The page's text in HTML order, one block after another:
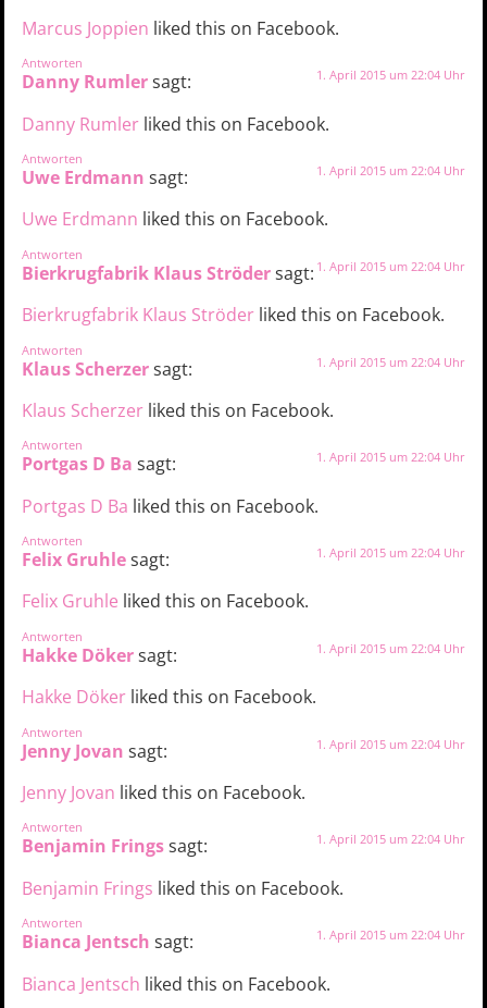
Marcus Joppien liked this on Facebook.
Antworten
Danny Rumlersagt: 1. April 2015 um 22:04 Uhr
Danny Rumler liked this on Facebook.
Antworten
Uwe Erdmann sagt: 1. April 2015 um 22:04 Uhr
Uwe Erdmann liked this on Facebook.
Antworten
Bierkrugfabrik Klaus Strödersagt: 1. April 2015 um 22:04 Uhr
Bierkrugfabrik Klaus Ströder liked this on Facebook.
Antworten
Klaus Scherzersagt: 1. April 2015 um 22:04 Uhr
Klaus Scherzer liked this on Facebook.
Antworten
Portgas D Ba sagt: 1. April 2015 um 22:04 Uhr
Portgas D Ba liked this on Facebook.
Antworten
Felix Gruhlesagt: 1. April 2015 um 22:04 Uhr
Felix Gruhle liked this on Facebook.
Antworten
Hakke Dökersagt: 1. April 2015 um 22:04 Uhr
Hakke Döker liked this on Facebook.
Antworten
Jenny Jovan sagt: 1. April 2015 um 22:04 Uhr
Jenny Jovan liked this on Facebook.
Antworten
Benjamin Fringssagt: 1. April 2015 um 22:04 Uhr
Benjamin Frings liked this on Facebook.
Antworten
Bianca Jentsch sagt: 1. April 2015 um 22:04 Uhr
Bianca Jentsch liked this on Facebook.